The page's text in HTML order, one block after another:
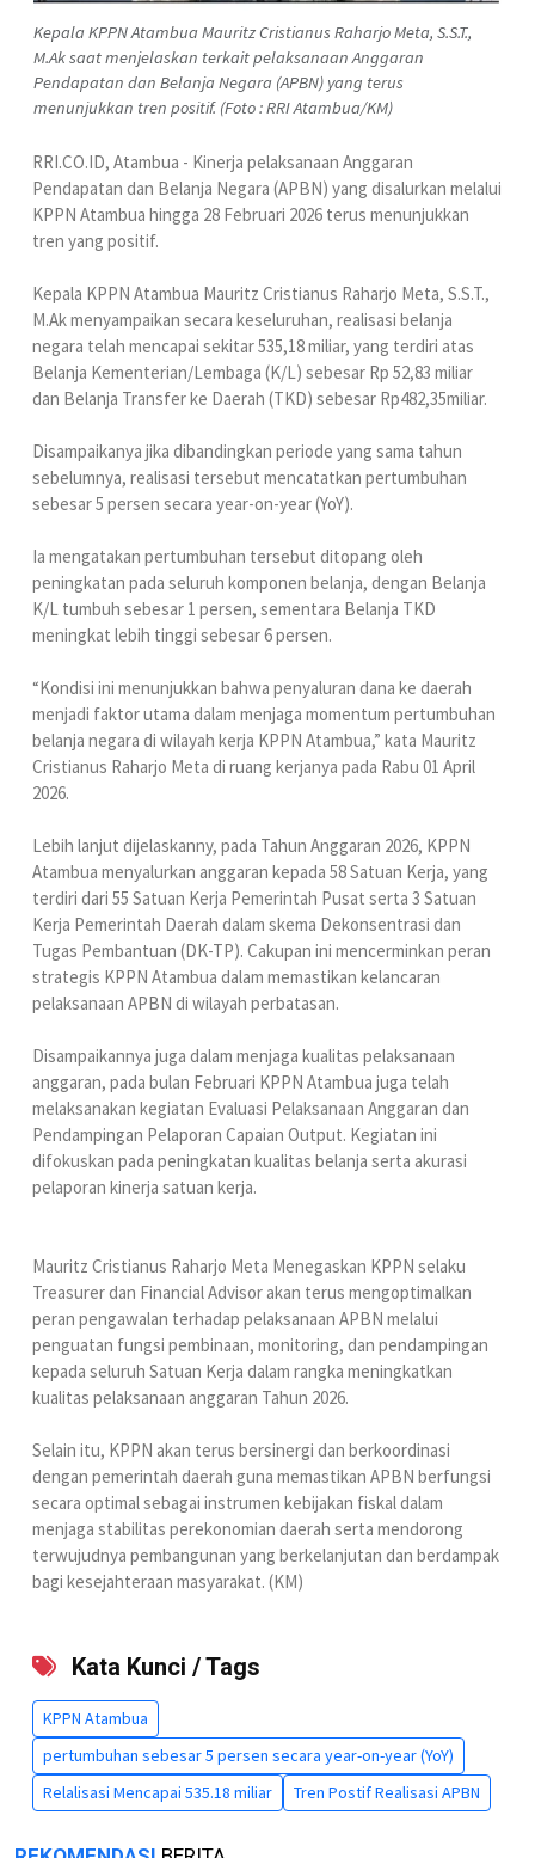
Kepala KPPN Atambua Mauritz Cristianus Raharjo Meta, S.S.T.,
M.Ak saat menjelaskan terkait pelaksanaan Anggaran
Pendapatan dan Belanja Negara (APBN) yang terus
menunjukkan tren positif. (Foto : RRI Atambua/KM)
RRI.CO.ID, Atambua - Kinerja pelaksanaan Anggaran
Pendapatan dan Belanja Negara (APBN) yang disalurkan melalui
KPPN Atambua hingga 28 Februari 2026 terus menunjukkan
tren yang positif.
Kepala KPPN Atambua Mauritz Cristianus Raharjo Meta, S.S.T.,
M.Ak menyampaikan secara keseluruhan, realisasi belanja
negara telah mencapai sekitar 535,18 miliar, yang terdiri atas
Belanja Kementerian/Lembaga (K/L) sebesar Rp 52,83 miliar
dan Belanja Transfer ke Daerah (TKD) sebesar Rp482,35miliar.
Disampaikanya jika dibandingkan periode yang sama tahun
sebelumnya, realisasi tersebut mencatatkan pertumbuhan
sebesar 5 persen secara year-on-year (YoY).
Ia mengatakan pertumbuhan tersebut ditopang oleh
peningkatan pada seluruh komponen belanja, dengan Belanja
K/L tumbuh sebesar 1 persen, sementara Belanja TKD
meningkat lebih tinggi sebesar 6 persen.
“Kondisi ini menunjukkan bahwa penyaluran dana ke daerah
menjadi faktor utama dalam menjaga momentum pertumbuhan
belanja negara di wilayah kerja KPPN Atambua,” kata Mauritz
Cristianus Raharjo Meta di ruang kerjanya pada Rabu 01 April
2026.
Lebih lanjut dijelaskanny, pada Tahun Anggaran 2026, KPPN
Atambua menyalurkan anggaran kepada 58 Satuan Kerja, yang
terdiri dari 55 Satuan Kerja Pemerintah Pusat serta 3 Satuan
Kerja Pemerintah Daerah dalam skema Dekonsentrasi dan
Tugas Pembantuan (DK-TP). Cakupan ini mencerminkan peran
strategis KPPN Atambua dalam memastikan kelancaran
pelaksanaan APBN di wilayah perbatasan.
Disampaikannya juga dalam menjaga kualitas pelaksanaan
anggaran, pada bulan Februari KPPN Atambua juga telah
melaksanakan kegiatan Evaluasi Pelaksanaan Anggaran dan
Pendampingan Pelaporan Capaian Output. Kegiatan ini
difokuskan pada peningkatan kualitas belanja serta akurasi
pelaporan kinerja satuan kerja.
Mauritz Cristianus Raharjo Meta Menegaskan KPPN selaku
Treasurer dan Financial Advisor akan terus mengoptimalkan
peran pengawalan terhadap pelaksanaan APBN melalui
penguatan fungsi pembinaan, monitoring, dan pendampingan
kepada seluruh Satuan Kerja dalam rangka meningkatkan
kualitas pelaksanaan anggaran Tahun 2026.
Selain itu, KPPN akan terus bersinergi dan berkoordinasi
dengan pemerintah daerah guna memastikan APBN berfungsi
secara optimal sebagai instrumen kebijakan fiskal dalam
menjaga stabilitas perekonomian daerah serta mendorong
terwujudnya pembangunan yang berkelanjutan dan berdampak
bagi kesejahteraan masyarakat. (KM)
Kata Kunci / Tags
KPPN Atambua
pertumbuhan sebesar 5 persen secara year-on-year (YoY)
Relalisasi Mencapai 535.18 miliar
Tren Postif Realisasi APBN